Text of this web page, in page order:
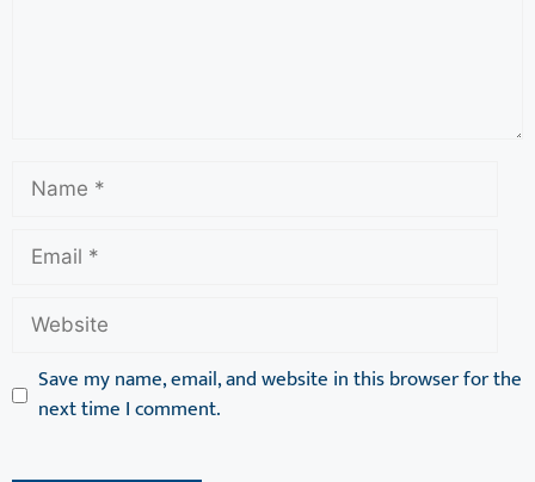
Save my name, email, and website in this browser for the
next time I comment.